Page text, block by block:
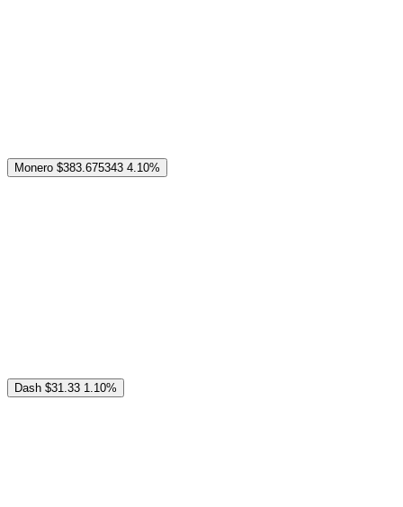
Monero $383.675343 4.10%
Dash $31.33 1.10%